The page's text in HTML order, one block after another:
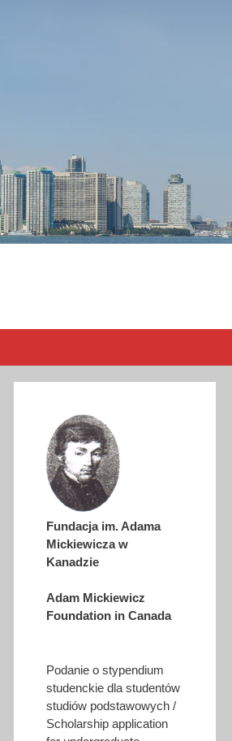
Fundacja im. Adama
Mickiewicza w
Kanadzie
Adam Mickiewicz
Foundation in Canada
Podanie o stypendium
studenckie dla studentów
studiów podstawowych /
Scholarship application